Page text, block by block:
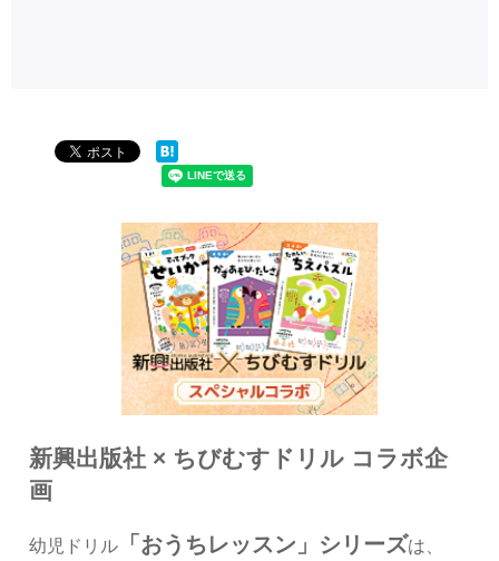
新興出版社 × ちびむすドリル コラボ企
画
幼児ドリル 「おうちレッスン」シリーズは、